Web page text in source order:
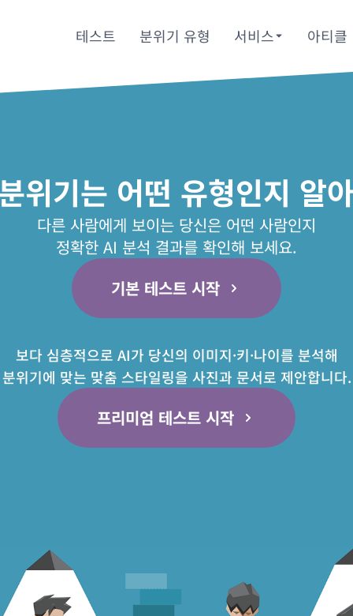
테스트 분위기 유형 서비스 아티클
위기는 어떤 유형인지 알
다른 사람에게 보이는 당신은 어떤 사람인지
정확한 AI 분석 결과를 확인해 보세요.
기본 테스트 시작
보다 심층적으로 AI가 당신의 이미지·키·나이를 분석해
분위기에 맞는 맞춤 스타일링을 사진과 문서로 제안합니다.
프리미엄 테스트 시작